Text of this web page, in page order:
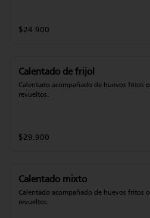
$24.900
Calentado de frijol
Calentado acompañado de huevos fritos o
revueltos.
$29.900
Calentado mixto
Calentado acompañado de huevos fritos o
revueltos.